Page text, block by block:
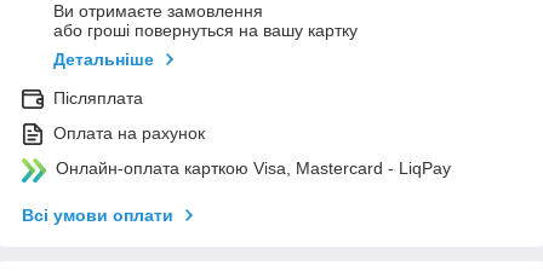
Ви отримаєте замовлення
або гроші повернуться на вашу картку
Детальніше
Післяплата
Оплата на рахунок
Онлайн-оплата карткою Visa, Mastercard - LiqPay
Всі умови оплати